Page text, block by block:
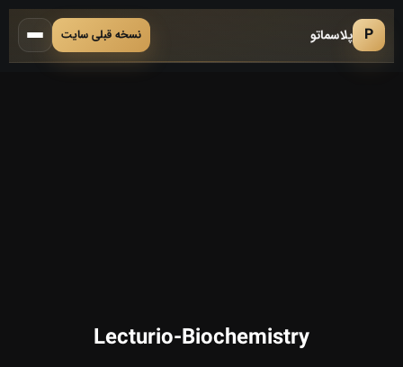
P پلاسماتو نسخه قبلی سایت
Lecturio-Biochemistry